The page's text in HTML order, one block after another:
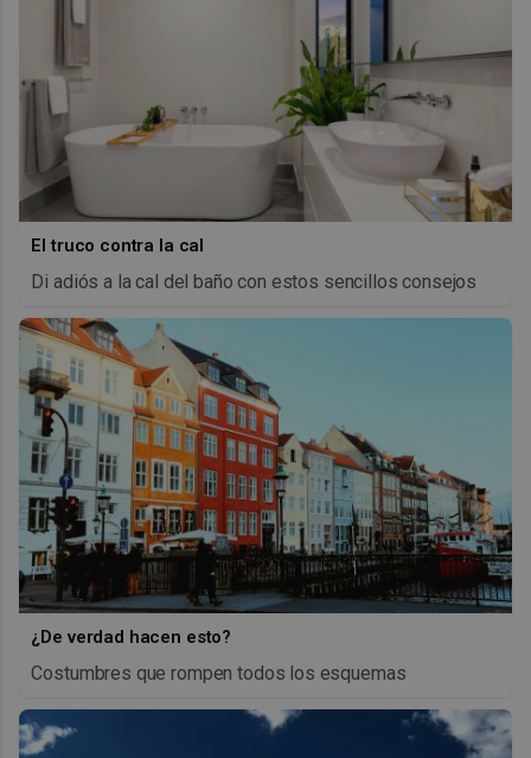
El truco contra la cal
Di adiós a la cal del baño con estos sencillos consejos
¿De verdad hacen esto?
Costumbres que rompen todos los esquemas